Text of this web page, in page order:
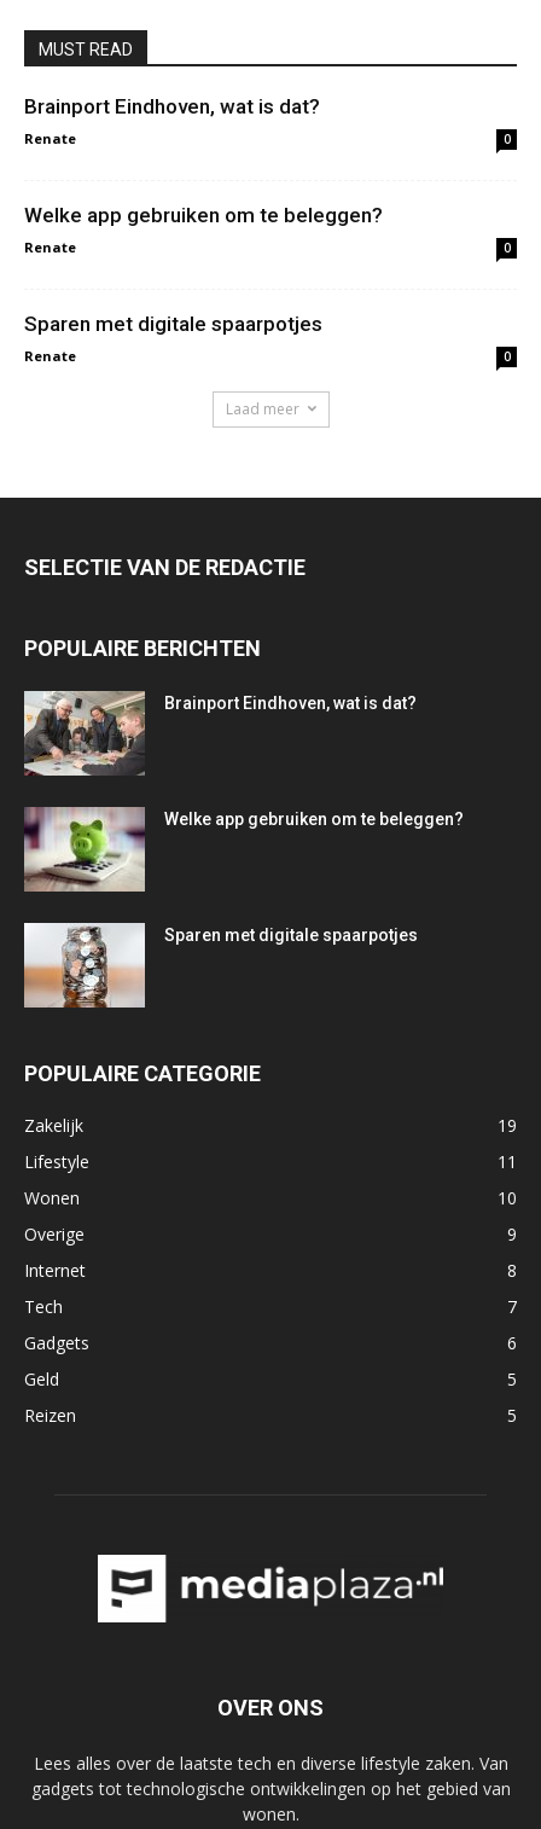
MUST READ
Brainport Eindhoven, wat is dat?
Renate 0
Welke app gebruiken om te beleggen?
Renate 0
Sparen met digitale spaarpotjes
Renate 0
Laad meer
SELECTIE VAN DE REDACTIE
POPULAIRE BERICHTEN
Brainport Eindhoven, wat is dat?
Welke app gebruiken om te beleggen?
Sparen met digitale spaarpotjes
POPULAIRE CATEGORIE
Zakelijk
19
Lifestyle
11
Wonen
10
Overige
9
Internet
8
Tech
7
Gadgets
6
Geld
5
Reizen
5
OVER ONS
Lees alles over de laatste tech en diverse lifestyle zaken. Van
gadgets tot technologische ontwikkelingen op het gebied van
wonen.